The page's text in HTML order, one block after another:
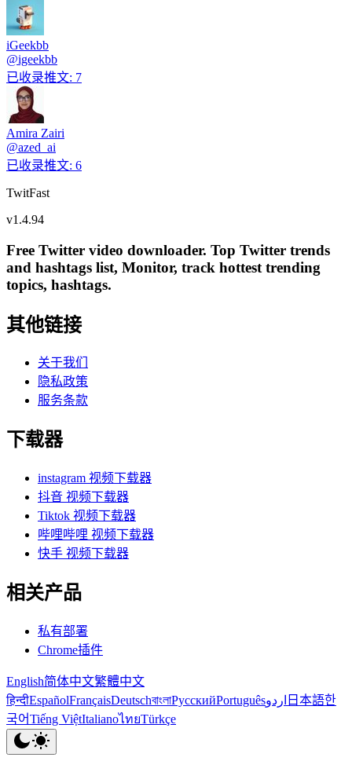
iGeekbb
@igeekbb
已收录推文: 7
Amira Zairi
@azed_ai
已收录推文: 6
TwitFast
v1.4.94
Free Twitter video downloader. Top Twitter trends
and hashtags list, Monitor, track hottest trending
topics, hashtags.
其他链接
关于我们
隐私政策
服务条款
下载器
instagram 视频下载器
抖音 视频下载器
Tiktok 视频下载器
哔哩哔哩 视频下载器
快手 视频下载器
相关产品
私有部署
Chrome插件
English简体中文繁體中文
हिन्दीEspañolFrançaisDeutschবাংলাРусскийPortuguêsاردو 日本語한
국어Tiếng ViệtItalianoไทยTürkçe